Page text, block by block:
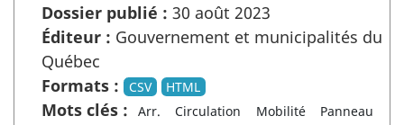
Dossier publié : 30 août 2023
Éditeur : Gouvernement et municipalités du
Québec
Formats :
CSV HTML
Mots clés : Arr. Circulation Mobilité
Panneau